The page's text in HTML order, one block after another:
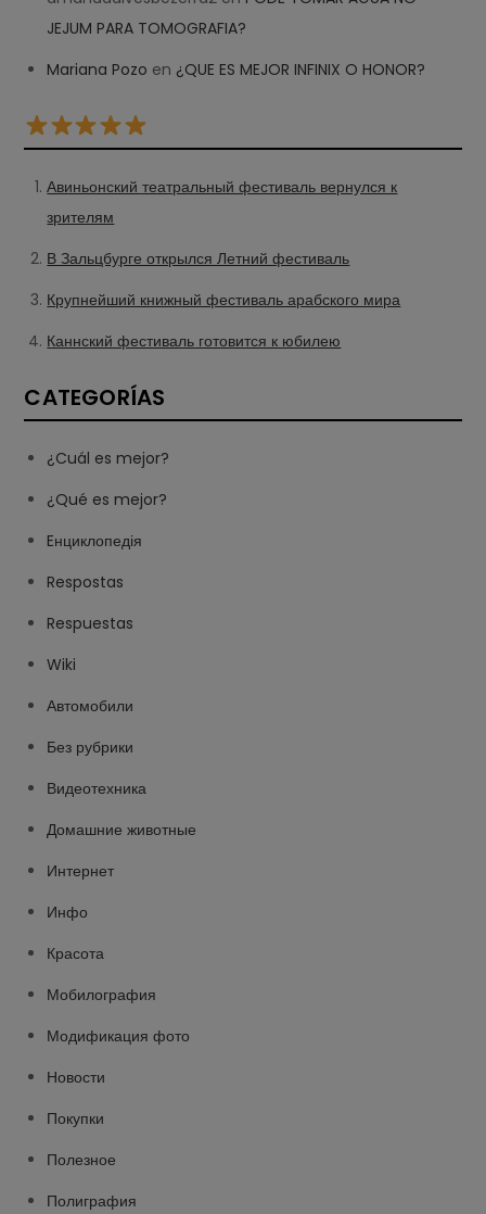
JEJUM PARA TOMOGRAFIA?
Mariana Pozo en ¿QUE ES MEJOR INFINIX O HONOR?
Авиньонский театральный фестиваль вернулся к
зрителям
В Зальцбурге открылся Летний фестиваль
Крупнейший книжный фестиваль арабского мира
Каннский фестиваль готовится к юбилею
CATEGORÍAS
¿Cuál es mejor?
¿Qué es mejor?
Eнциклопедія
Respostas
Respuestas
Wiki
Автомобили
Без рубрики
Видеотехника
Домашние животные
Интернет
Инфо
Красота
Мобилография
Модификация фото
Новости
Покупки
Полезное
Полиграфия